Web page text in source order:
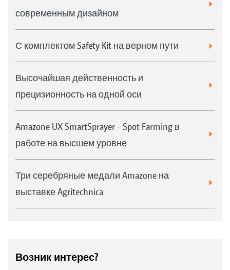
современным дизайном
С комплектом Safety Kit на верном пути
Высочайшая действенность и
прецизионность на одной оси
Amazone UX SmartSprayer - Spot Farming в
работе на высшем уровне
Три серебряные медали Amazone на
выставке Agritechnica
Возник интерес?